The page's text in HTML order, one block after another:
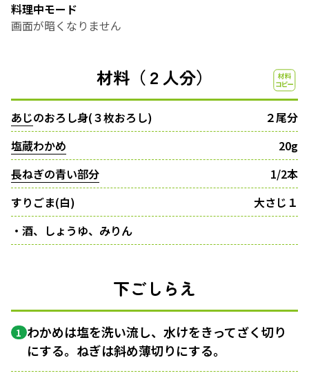
料理中モード
画面が暗くなりません
材料（２人分）
あじのおろし身(３枚おろし)
２尾分
塩蔵わかめ
20g
長ねぎの青い部分
1/2本
すりごま(白)
大さじ１
・酒、しょうゆ、みりん
下ごしらえ
1 わかめは塩を洗い流し、水けをきってざく切り
にする。ねぎは斜め薄切りにする。